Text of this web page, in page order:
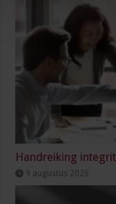
Handreiking
9 augustus 2026